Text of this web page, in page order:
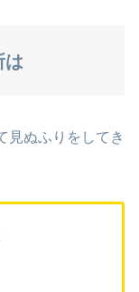
は
見ぬふりをしてき